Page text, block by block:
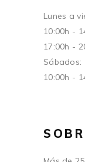
Lunes a
10:00h -
17:00h -
Sábados:
10:00h -